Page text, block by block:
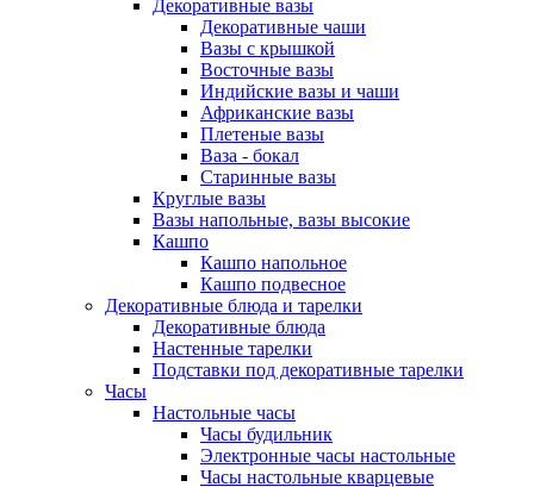
Декоративные вазы
Декоративные чаши
Вазы с крышкой
Восточные вазы
Индийские вазы и чаши
Африканские вазы
Плетеные вазы
Ваза - бокал
Старинные вазы
Круглые вазы
Вазы напольные, вазы высокие
Кашпо
Кашпо напольное
Кашпо подвесное
Декоративные блюда и тарелки
Декоративные блюда
Настенные тарелки
Подставки под декоративные тарелки
Часы
Настольные часы
Часы будильник
Электронные часы настольные
Часы настольные кварцевые